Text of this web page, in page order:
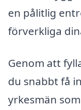
en pålitlig
förverkliga
Genom att
du snabbt få
yrkesmän